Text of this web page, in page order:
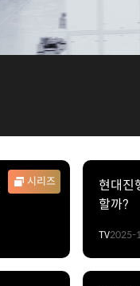
시리즈
현대진
할까?
TV2025-